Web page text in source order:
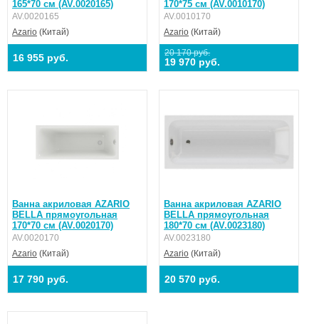
165*70 см (AV.0020165)
AV.0020165
Azario (Китай)
16 955 руб.
170*75 см (AV.0010170)
AV.0010170
Azario (Китай)
20 170 руб.
19 970 руб.
Ванна акриловая AZARIO
BELLA прямоугольная
170*70 см (AV.0020170)
AV.0020170
Azario (Китай)
17 790 руб.
Ванна акриловая AZARIO
BELLA прямоугольная
180*70 см (AV.0023180)
AV.0023180
Azario (Китай)
20 570 руб.